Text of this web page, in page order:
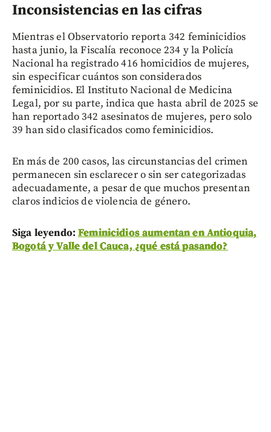
Inconsistencias en las cifras
Mientras el Observatorio reporta 342 feminicidios
hasta junio, la Fiscalía reconoce 234 y la Policía
Nacional ha registrado 416 homicidios de mujeres,
sin especificar cuántos son considerados
feminicidios. El Instituto Nacional de Medicina
Legal, por su parte, indica que hasta abril de 2025 se
han reportado 342 asesinatos de mujeres, pero solo
39 han sido clasificados como feminicidios.
En más de 200 casos, las circunstancias del crimen
permanecen sin esclarecer o sin ser categorizadas
adecuadamente, a pesar de que muchos presentan
claros indicios de violencia de género.
Siga leyendo:Feminicidios aumentan en Antioquia,
Bogotá y Valle del Cauca, ¿qué está pasando?